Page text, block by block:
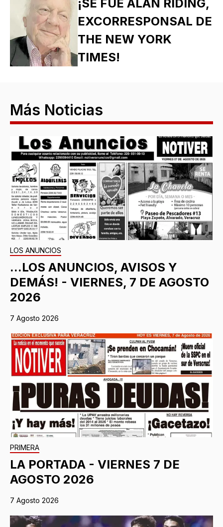
¡SE FUE ALAN RIDING,
EXCORRESPONSAL DE
THE NEW YORK
TIMES!
Más Noticias
LOS ANUNCIOS
...LOS ANUNCIOS, AVISOS Y
DEMÁS! - VIERNES, 7 DE AGOSTO
2026
7 Agosto 2026
PRIMERA
LA PORTADA - VIERNES 7 DE
AGOSTO 2026
7 Agosto 2026